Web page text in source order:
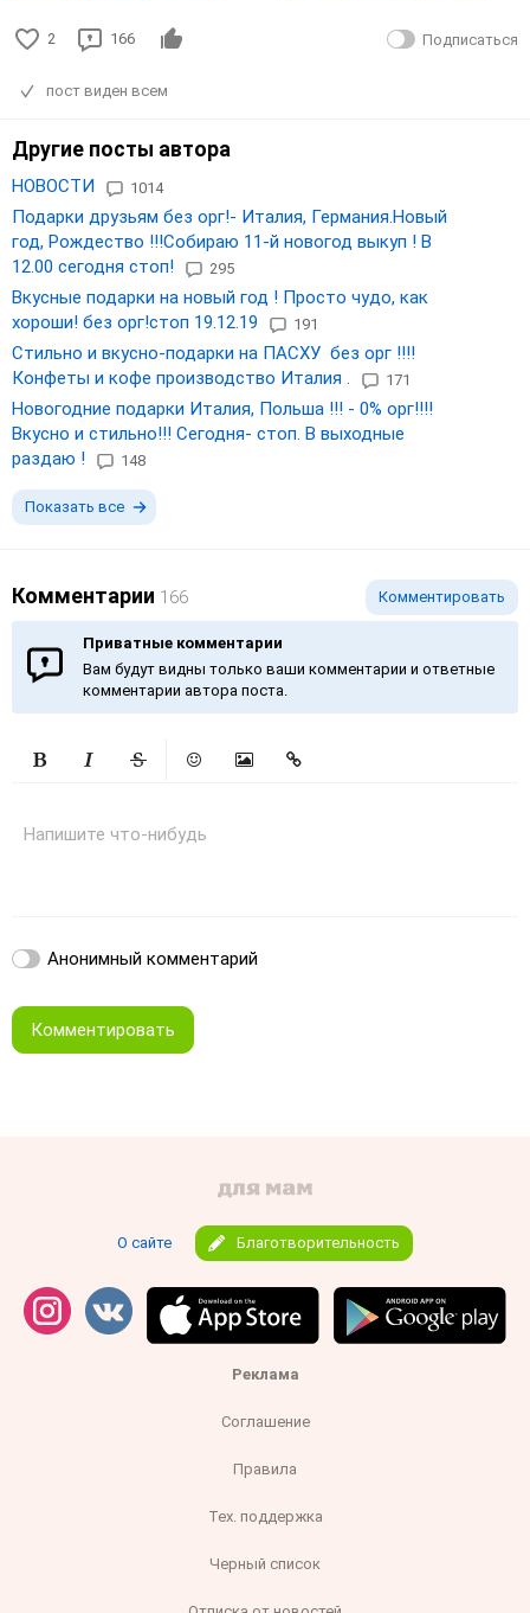
2 166 Подписаться
пост виден всем
Другие посты автора
НОВОСТИ 1014
Подарки друзьям без орг!- Италия, Германия.Новый
год, Рождество !!!Собираю 11-й новогод выкуп ! В
12.00 сегодня стоп!
295
Вкусные подарки на новый год ! Просто чудо, как
хороши! без орг!стоп 19.12.19
191
Стильно и вкусно-подарки на ПАСХУ без орг !!!!
Конфеты и кофе производство Италия .
171
Новогодние подарки Италия, Польша !!! - 0% орг!!!!
Вкусно и стильно!!! Сегодня- стоп. В выходные
раздаю !
148
Показать все
Комментарии 166 Комментировать
Приватные комментарии
Вам будут видны только ваши комментарии и ответные
комментарии автора поста.
Напишите что-нибудь
Анонимный комментарий
Комментировать
О сайте Благотворительность
Реклама
Соглашение
Правила
Тех. поддержка
Черный список